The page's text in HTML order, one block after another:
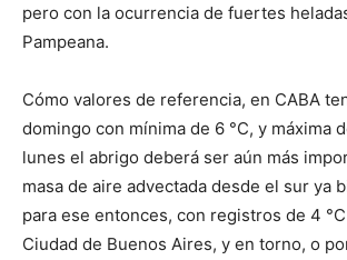
pero con la ocurrencia de fuertes
Pampeana.
Cómo valores de referencia, en CABA
domingo con mínima de 6 °C, y máxima
lunes el abrigo deberá ser aún más
masa de aire advectada desde el sur ya
para ese entonces, con registros de 4
Ciudad de Buenos Aires, y en torno, o